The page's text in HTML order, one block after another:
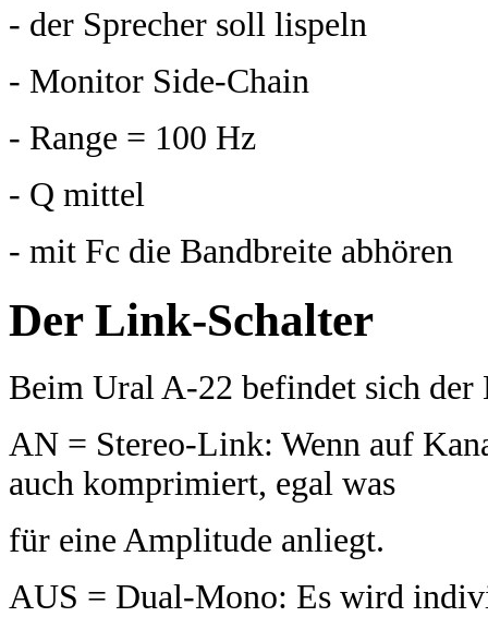
- der Sprecher soll lispeln
- Monitor Side-Chain
- Range = 100 Hz
- Q mittel
- mit Fc die Bandbreite abhören
Der Link-Schalter
Beim Ural A-22 befindet sich
AN = Stereo-Link: Wenn auf
auch komprimiert, egal was
für eine Amplitude anliegt.
AUS = Dual-Mono: Es wird